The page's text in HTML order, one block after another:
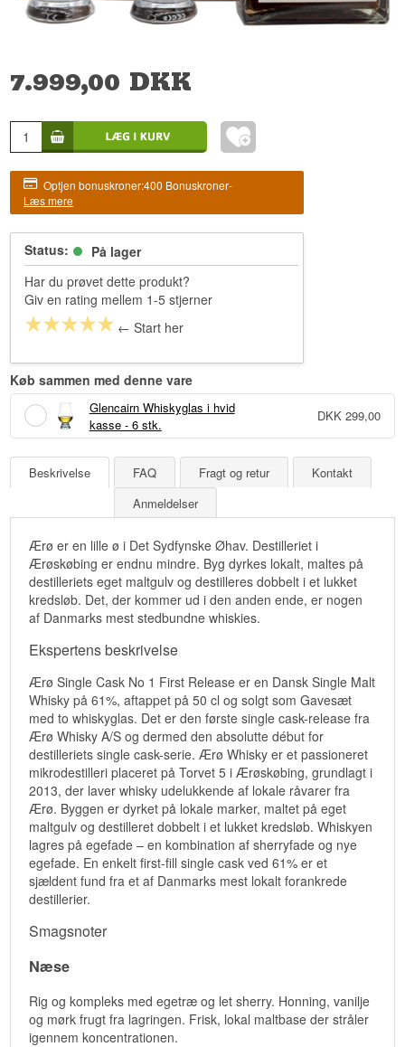
7.999,00 DKK
Optjen bonuskroner:400 Bonuskroner-
Læs mere
Status:
På lager
Har du prøvet dette produkt?
Giv en rating mellem 1-5 stjerner
← Start her
Køb sammen med denne vare
Glencairn Whiskyglas i hvid
kasse - 6 stk.
DKK 299,00
Beskrivelse FAQ Fragt og retur
Kontakt
Anmeldelser
Ærø er en lille ø i Det Sydfynske Øhav. Destilleriet i
Ærøskøbing er endnu mindre. Byg dyrkes lokalt, maltes på
destilleriets eget maltgulv og destilleres dobbelt i et lukket
kredsløb. Det, der kommer ud i den anden ende, er nogen
af Danmarks mest stedbundne whiskies.
Ekspertens beskrivelse
Ærø Single Cask No 1 First Release er en Dansk Single Malt
Whisky på 61%, aftappet på 50 cl og solgt som Gavesæt
med to whiskyglas. Det er den første single cask-release fra
Ærø Whisky A/S og dermed den absolutte début for
destilleriets single cask-serie. Ærø Whisky er et passioneret
mikrodestilleri placeret på Torvet 5 i Ærøskøbing, grundlagt i
2013, der laver whisky udelukkende af lokale råvarer fra
Ærø. Byggen er dyrket på lokale marker, maltet på eget
maltgulv og destilleret dobbelt i et lukket kredsløb. Whiskyen
lagres på egefade – en kombination af sherryfade og nye
egefade. En enkelt first-fill single cask ved 61% er et
sjældent fund fra et af Danmarks mest lokalt forankrede
destillerier.
Smagsnoter
Næse
Rig og kompleks med egetræ og let sherry. Honning, vanilje
og mørk frugt fra lagringen. Frisk, lokal maltbase der stråler
igennem koncentrationen.